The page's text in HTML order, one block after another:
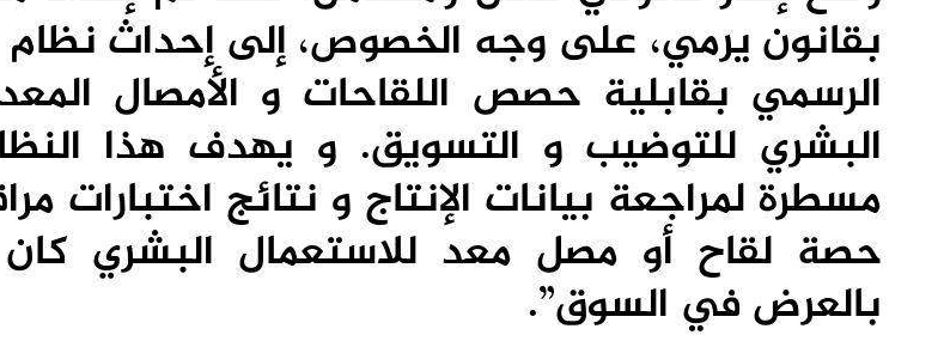
بقانون يرمي، على وجه الخصوص، إلى إحداث نظام
الرسمي بقابلية حصص اللقاحات و الأمصال
البشري للتوضيب و التسويق. و يهدف هذا
مسطرة لمراجعة بيانات الإنتاج و نتائج اختبارات
حصة لقاح أو مصل معد للاستعمال البشري
بالعرض في السوق”.